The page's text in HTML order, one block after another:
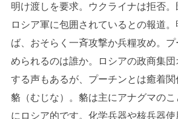
明け渡しを要求。ウクライナは拒否
ロシア軍に包囲されているとの報道
ば、おそらく一斉攻撃か兵糧攻め。
められるのは誰か。ロシアの政商集
する声もあるが、プーチンとは癒着
貉（むじな）。貉は主にアナグマのこ
にロシア的です。化学兵器や核兵器使